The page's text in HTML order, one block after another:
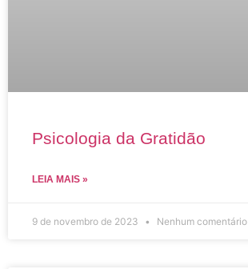
Psicologia da Gratidão
LEIA MAIS »
9 de novembro de 2023 Nenhum comentário